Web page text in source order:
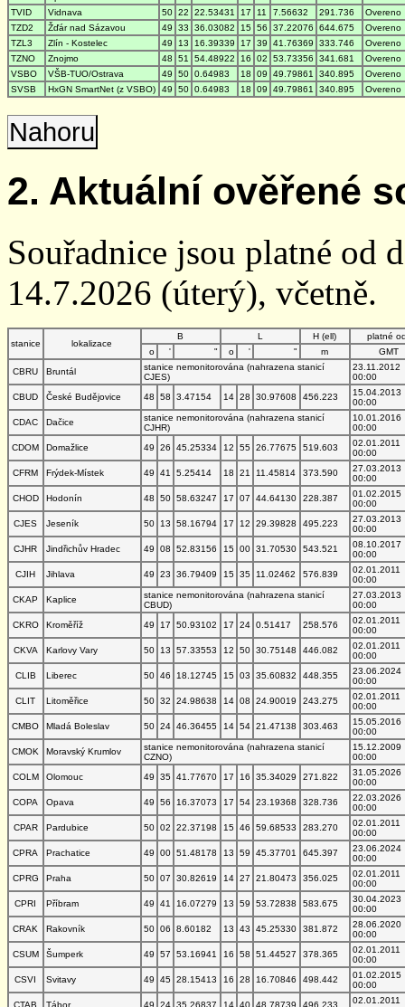
TVID
Vidnava 50 22 22.53431 17 11 7.56632 291.736
Overeno
TZD2
Žďár nad Sázavou 49 33 36.03082 15 56 37.22076 644.675
Overeno
TZL3
Zlín - Kostelec 49 13 16.39339 17 39 41.76369 333.746
Overeno
TZNO
Znojmo 48 51 54.48922 16 02 53.73356 341.681
Overeno
VSBO
VŠB-TUO/Ostrava 49 50 0.64983 18 09 49.79861 340.895
Overeno
SVSB
HxGN SmartNet (z VSBO) 49 50 0.64983 18 09 49.79861 340.895 Overeno
Nahoru
2. Aktuální ověřené
Souřadnice jsou platné od
14.7.2026 (úterý), včetně.
stanice lokalizace
B L H (ell)
platné
o
' " o ' " m
GMT
CBRU
Bruntál
stanice nemonitorována (nahrazena stanicí
CJES)
23.11.2012
00:00
CBUD
České Budějovice 48 58 3.47154 14 28 30.97608 456.223
15.04.2013
00:00
CDAC
Dačice
stanice nemonitorována (nahrazena stanicí
CJHR)
10.01.2016
00:00
CDOM
Domažlice 49 26 45.25334 12 55 26.77675 519.603
02.01.2011
00:00
CFRM
Frýdek-Místek 49 41 5.25414 18 21 11.45814 373.590
27.03.2013
00:00
CHOD
Hodonín 48 50 58.63247 17 07 44.64130 228.387
01.02.2015
00:00
CJES
Jeseník 50 13 58.16794 17 12 29.39828 495.223
27.03.2013
00:00
CJHR
Jindřichův Hradec 49 08 52.83156 15 00 31.70530 543.521
08.10.2017
00:00
CJIH
Jihlava 49 23 36.79409 15 35 11.02462 576.839
02.01.2011
00:00
CKAP
Kaplice
stanice nemonitorována (nahrazena stanicí
CBUD)
27.03.2013
00:00
CKRO
Kroměříž 49 17 50.93102 17 24 0.51417 258.576
02.01.2011
00:00
CKVA
Karlovy Vary 50 13 57.33553 12 50 30.75148 446.082
02.01.2011
00:00
CLIB
Liberec 50 46 18.12745 15 03 35.60832 448.355
23.06.2024
00:00
CLIT
Litoměřice 50 32 24.98638 14 08 24.90019 243.275
02.01.2011
00:00
CMBO
Mladá Boleslav 50 24 46.36455 14 54 21.47138 303.463
15.05.2016
00:00
CMOK
Moravský Krumlov
stanice nemonitorována (nahrazena stanicí
CZNO)
15.12.2009
00:00
COLM
Olomouc 49 35 41.77670 17 16 35.34029 271.822
31.05.2026
00:00
COPA
Opava 49 56 16.37073 17 54 23.19368 328.736
22.03.2026
00:00
CPAR
Pardubice 50 02 22.37198 15 46 59.68533 283.270
02.01.2011
00:00
CPRA
Prachatice 49 00 51.48178 13 59 45.37701 645.397
23.06.2024
00:00
CPRG
Praha 50 07 30.82619 14 27 21.80473 356.025
02.01.2011
00:00
CPRI
Příbram 49 41 16.07279 13 59 53.72838 583.675
30.04.2023
00:00
CRAK
Rakovník 50 06 8.60182 13 43 45.25330 381.872
28.06.2020
00:00
CSUM
Šumperk 49 57 53.16941 16 58 51.44527 378.365
02.01.2011
00:00
CSVI
Svitavy 49 45 28.15413 16 28 16.70846 498.442
01.02.2015
00:00
CTAB
Tábor 49 24 35.26837 14 40 48.78739 496.233
02.01.2011